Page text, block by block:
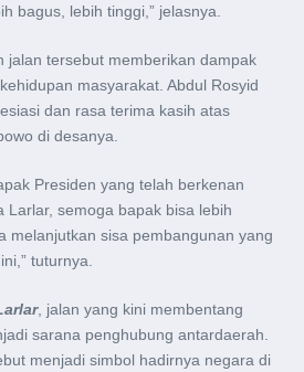
bagus, lebih tinggi,” jelasnya.
jalan tersebut memberikan dampak
masyarakat. Abdul Rosyid
dan rasa terima kasih atas
di desanya.
Presiden yang telah berkenan
Larlar, semoga bapak bisa lebih
melanjutkan sisa pembangunan yang
tuturnya.
, jalan yang kini membentang
sarana penghubung antardaerah.
menjadi simbol hadirnya negara di